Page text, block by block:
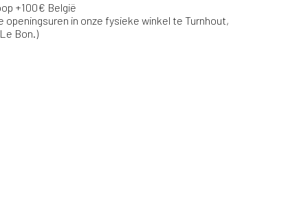
+100€ België
openingsuren in onze fysieke winkel te Turnhout,
Bon.)